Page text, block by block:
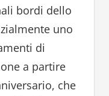
bordi dello
uno
di
a partire
che